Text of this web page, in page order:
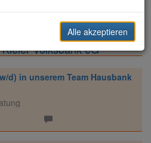
Volksbank eG
d) in unserem Team Hausbank
Alle akzeptieren